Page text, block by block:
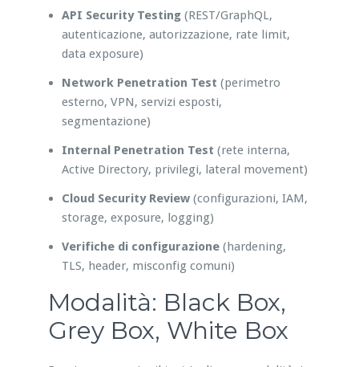
API Security Testing(REST/GraphQL,
autenticazione, autorizzazione, rate limit,
data exposure)
Network Penetration Test (perimetro
esterno, VPN, servizi esposti,
segmentazione)
Internal Penetration Test (rete interna,
Active Directory, privilegi, lateral movement)
Cloud Security Review(configurazioni, IAM,
storage, exposure, logging)
Verifiche di configurazione(hardening,
TLS, header, misconfig comuni)
Modalità: Black Box,
Grey Box, White Box